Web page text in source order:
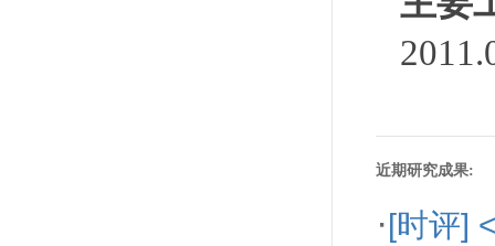
近期研究成果:
·[时评]